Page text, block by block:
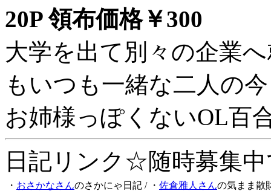
20P 領布価格￥300
大学を出て別々の企業
もいつも一緒な二人の
お姉様っぽくないOL百
日記リンク☆随時募集
・ おさかなさんのさかにゃ日記 / ・ 佐倉雅人さんの気まま散